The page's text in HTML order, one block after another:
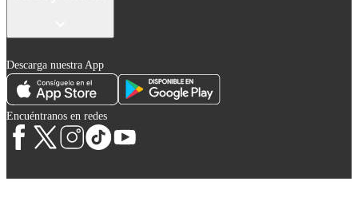
Descarga nuestra App
Encuéntranos en redes